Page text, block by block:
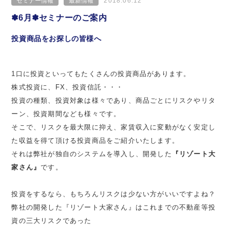
✽6月✽セミナーのご案内
投資商品をお探しの皆様へ
1口に投資といってもたくさんの投資商品があります。
株式投資に、FX、投資信託・・・
投資の種類、投資対象は様々であり、商品ごとにリスクやリタ
ーン、投資期間なども様々です。
そこで、リスクを最大限に抑え、家賃収入に変動がなく安定し
た収益を得て頂ける投資商品をご紹介いたします。
それは弊社が独自のシステムを導入し、開発した
『リゾート大
家さん』です。
投資をするなら、もちろんリスクは少ない方がいいですよね？
弊社の開発した『リゾート大家さん』はこれまでの不動産等投
資の三大リスクであった